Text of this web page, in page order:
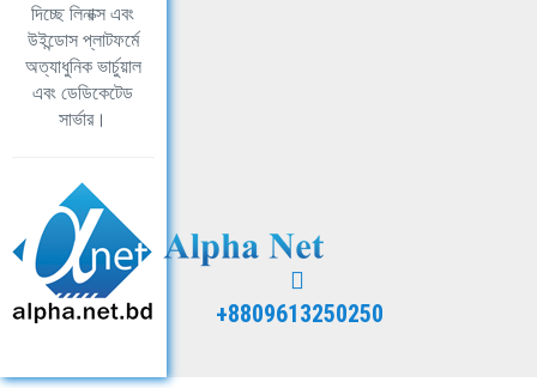
দিচ্ছে লিনাক্স এবং
উইন্ডোস প্লাটফর্মে
অত্যাধুনিক ভার্চুয়াল
এবং ডেডিকেটেড
সার্ভার।
+8809613250250